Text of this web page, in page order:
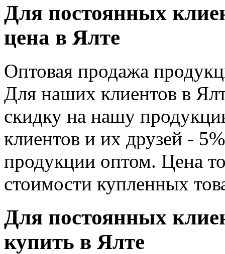
Для постоянных
цена в Ялте
Оптовая продажа
Для наших клиентов в
скидку на нашу
клиентов и их друзей -
продукции оптом. Цена
стоимости купленных
Для постоянных
купить в Ялте